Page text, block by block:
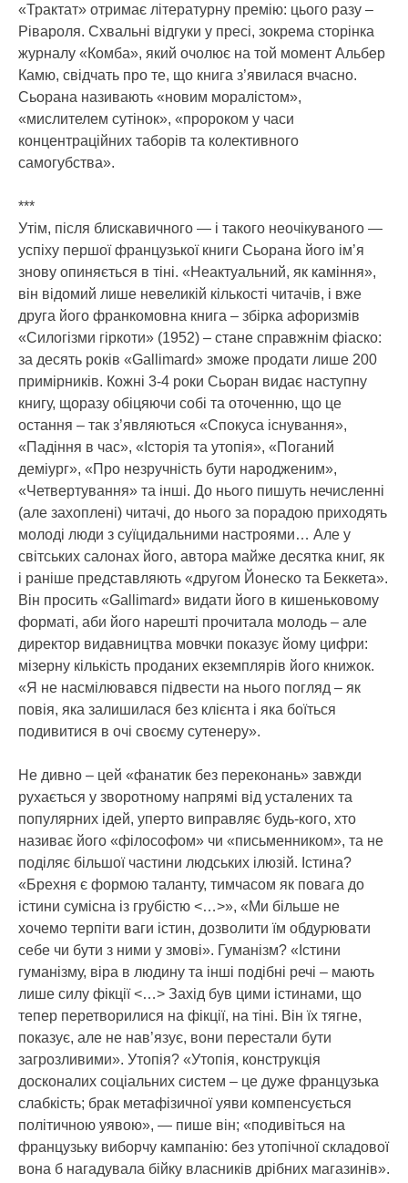
«Трактат» отримає літературну премію: цього разу –
Рівароля. Схвальні відгуки у пресі, зокрема сторінка
журналу «Комба», який очолює на той момент Альбер
Камю, свідчать про те, що книга з’явилася вчасно.
Сьорана називають «новим моралістом»,
«мислителем сутінок», «пророком у часи
концентраційних таборів та колективного
самогубства».
***
Утім, після блискавичного — і такого неочікуваного —
успіху першої французької книги Сьорана його ім’я
знову опиняється в тіні. «Неактуальний, як каміння»,
він відомий лише невеликій кількості читачів, і вже
друга його франкомовна книга – збірка афоризмів
«Силогізми гіркоти» (1952) – стане справжнім фіаско:
за десять років «Gallimard» зможе продати лише 200
примірників. Кожні 3-4 роки Сьоран видає наступну
книгу, щоразу обіцяючи собі та оточенню, що це
остання – так з’являються «Спокуса існування»,
«Падіння в час», «Історія та утопія», «Поганий
деміург», «Про незручність бути народженим»,
«Четвертування» та інші. До нього пишуть нечисленні
(але захоплені) читачі, до нього за порадою приходять
молоді люди з суїцидальними настроями… Але у
світських салонах його, автора майже десятка книг, як
і раніше представляють «другом Йонеско та Беккета».
Він просить «Gallimard» видати його в кишеньковому
форматі, аби його нарешті прочитала молодь – але
директор видавництва мовчки показує йому цифри:
мізерну кількість проданих екземплярів його книжок.
«Я не насмілювався підвести на нього погляд – як
повія, яка залишилася без клієнта і яка боїться
подивитися в очі своєму сутенеру».
Не дивно – цей «фанатик без переконань» завжди
рухається у зворотному напрямі від усталених та
популярних ідей, уперто виправляє будь-кого, хто
називає його «філософом» чи «письменником», та не
поділяє більшої частини людських ілюзій. Істина?
«Брехня є формою таланту, тимчасом як повага до
істини сумісна із грубістю <…>», «Ми більше не
хочемо терпіти ваги істин, дозволити їм обдурювати
себе чи бути з ними у змові». Гуманізм? «Істини
гуманізму, віра в людину та інші подібні речі – мають
лише силу фікції <…> Захід був цими істинами, що
тепер перетворилися на фікції, на тіні. Він їх тягне,
показує, але не нав’язує, вони перестали бути
загрозливими». Утопія? «Утопія, конструкція
досконалих соціальних систем – це дуже французька
слабкість; брак метафізичної уяви компенсується
політичною уявою», — пише він; «подивіться на
французьку виборчу кампанію: без утопічної складової
вона б нагадувала бійку власників дрібних магазинів».